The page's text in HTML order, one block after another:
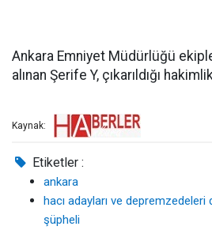
Ankara Emniyet Müdürlüğü
alınan Şerife Y, çıkarıldığı
Kaynak:
Etiketler :
ankara
hacı adayları ve depremzedeleri
şüpheli